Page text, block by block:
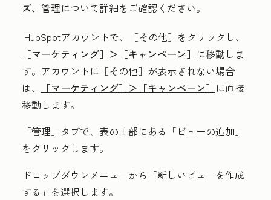
ズ、管理について詳細をご確認ください。
HubSpotアカウントで、
［その他］をクリックし、
［マーケティング］＞ ［キャンペーン］ に移動しま
す。アカウントに ［その他］が表示されない場合
は、
［マーケティング］＞ ［キャンペーン］ に直接
移動します。
「管理」 タブで、表の上部にある「 ビューの追加」
をクリックします。
ドロップダウンメニューから「新しいビューを作成
する」 を選択します。